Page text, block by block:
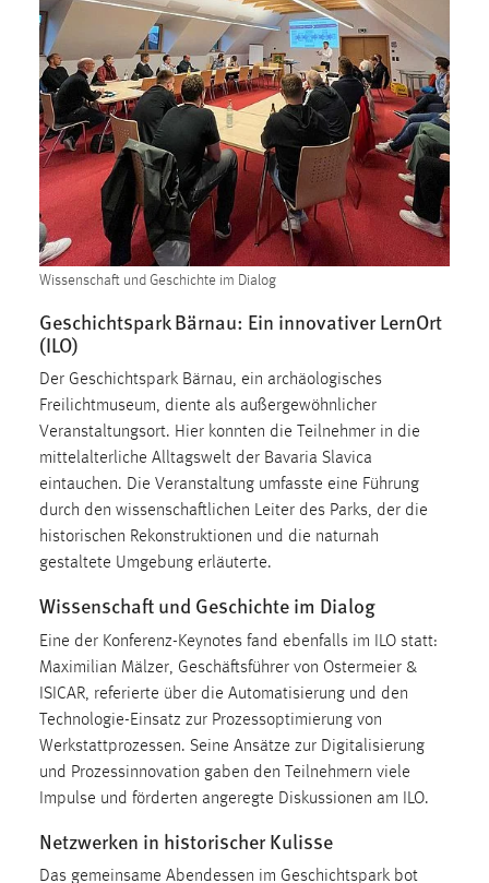
Wissenschaft und Geschichte im Dialog
Geschichtspark Bärnau: Ein innovativer LernOrt
(ILO)
Der Geschichtspark Bärnau, ein archäologisches
Freilichtmuseum, diente als außergewöhnlicher
Veranstaltungsort. Hier konnten die Teilnehmer in die
mittelalterliche Alltagswelt der Bavaria Slavica
eintauchen. Die Veranstaltung umfasste eine Führung
durch den wissenschaftlichen Leiter des Parks, der die
historischen Rekonstruktionen und die naturnah
gestaltete Umgebung erläuterte.
Wissenschaft und Geschichte im Dialog
Eine der Konferenz-Keynotes fand ebenfalls im ILO statt:
Maximilian Mälzer, Geschäftsführer von Ostermeier &
ISICAR, referierte über die Automatisierung und den
Technologie-Einsatz zur Prozessoptimierung von
Werkstattprozessen. Seine Ansätze zur Digitalisierung
und Prozessinnovation gaben den Teilnehmern viele
Impulse und förderten angeregte Diskussionen am ILO.
Netzwerken in historischer Kulisse
Das gemeinsame Abendessen im Geschichtspark bot
staticfilecache
Zweck:
Für performante Seitenauslieferung wird in diesem Cookie
gespeichert, ob man eingeloggt ist.
Sprachpräferenz
Name:
site-language-preference
Zweck:
Das Cookie speichert die gewählte Sprache der Website.
Cookie Laufzeit:
30 Tage
Chat
Name:
MibewSessionID, MIBEW_UserID, mibew_locale, mibew-
chat-frame-style-5e9dbeb1811c0446
Zweck:
Wird benötigt um die Chatfunktion nutzen zu können.
Cookie Laufzeit:
MibewSessionID, mibew-chat-frame-style-
5e9dbeb1811c0446 = Sitzungslaufzeit, mibew_locale = 3
Jahre, MIBEW_UserID = 1 Jahr
Login
Name: